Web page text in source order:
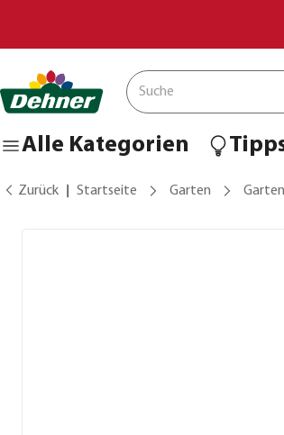
Alle Kategorien
Zurück Startseite Garten